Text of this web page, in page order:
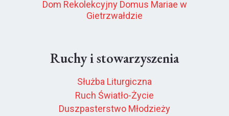
Dom Rekolekcyjny Domus Mariae w
Gietrzwałdzie
Ruchy i stowarzyszenia
Służba Liturgiczna
Ruch Światło-Życie
Duszpasterstwo Młodzieży